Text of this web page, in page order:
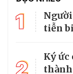
1
tiễn
2
Ký ức